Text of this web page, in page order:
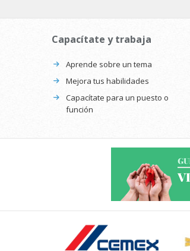
Capacítate y trabaja
Aprende sobre un tema
Mejora tus habilidades
Capacítate para un puesto o
función